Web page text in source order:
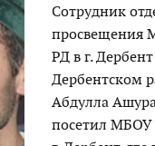
Сотрудник
просвещения
РД в г.
Дербентском
Абдулла
посетил